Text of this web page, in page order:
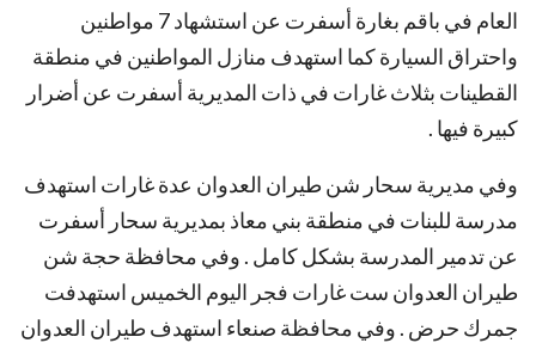
العام في باقم بغارة أسفرت عن استشهاد 7 مواطنين
واحتراق السيارة كما استهدف منازل المواطنين في منطقة
القطينات بثلاث غارات في ذات المديرية أسفرت عن أضرار
كبيرة فيها .
وفي مديرية سحار شن طيران العدوان عدة غارات استهدف
مدرسة للبنات في منطقة بني معاذ بمديرية سحار أسفرت
عن تدمير المدرسة بشكل كامل . وفي محافظة حجة شن
طيران العدوان ست غارات فجر اليوم الخميس استهدفت
جمرك حرض . وفي محافظة صنعاء استهدف طيران العدوان